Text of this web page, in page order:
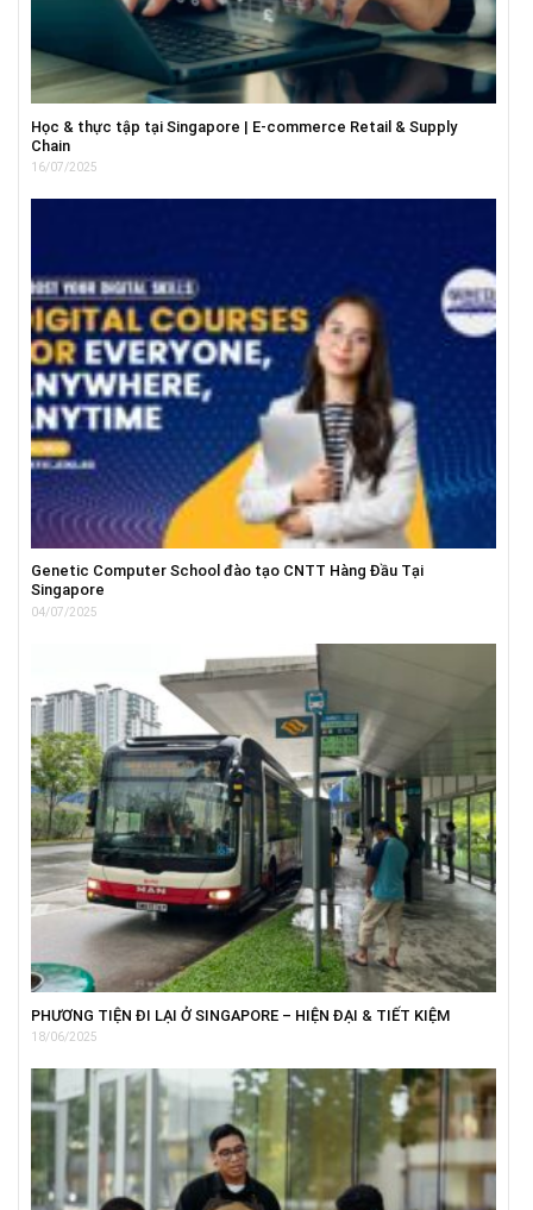
Học & thực tập tại Singapore | E-commerce Retail & Supply
Chain
16/07/2025
Genetic Computer School đào tạo CNTT Hàng Đầu Tại
Singapore
04/07/2025
PHƯƠNG TIỆN ĐI LẠI Ở SINGAPORE – HIỆN ĐẠI & TIẾT KIỆM
18/06/2025